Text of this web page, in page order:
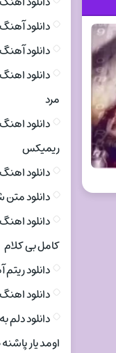
دانلود
دانلود
دانلود
مرد
دانلود
ریمیکس
دانلود
دانلود
دانلود
کامل بی کلام
دانلود
دانلود
دانلود دلم
اومد یار